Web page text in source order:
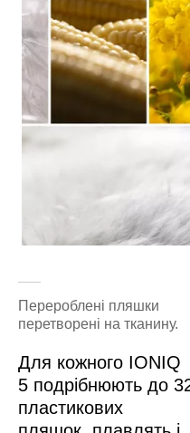
Перероблені пляшки
перетворені на тканину.
Для кожного IONIQ
5 подрібнюють до
пластикових